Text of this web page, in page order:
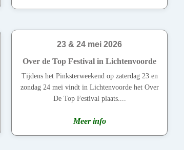
23 & 24 mei 2026
Over de Top Festival in Lichtenvoorde
Tijdens het Pinksterweekend op zaterdag 23 en
zondag 24 mei vindt in Lichtenvoorde het Over
De Top Festival plaats....
Meer info